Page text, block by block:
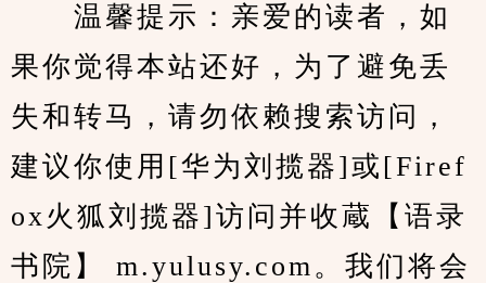
温馨提示：亲爱的读者，如
果你觉得本站还好，为了避免丢
失和转马，请勿依赖搜索访问，
建议你使用[华为刘揽器]或[Firef
ox火狐刘揽器]访问并收蔵【语录
书院】 m.yulusy.com。我们将会